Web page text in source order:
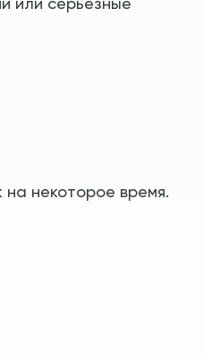
или серьезные
на некоторое время.